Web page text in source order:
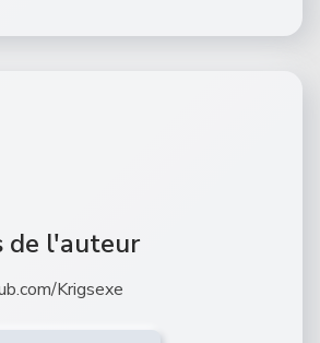
de l'auteur
Krigsexe